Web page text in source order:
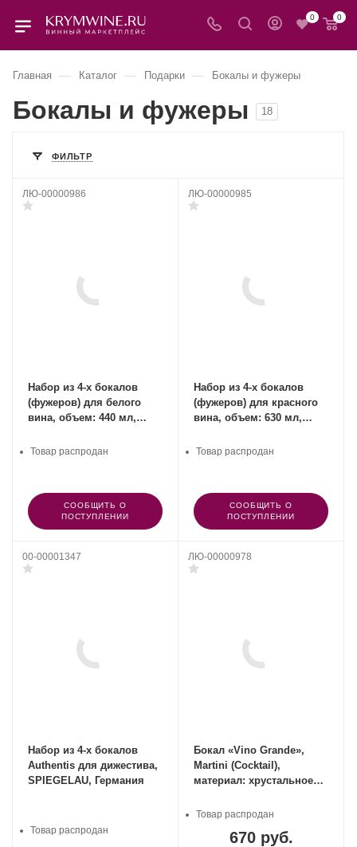
0 0
Главная — Каталог — Подарки — Бокалы и фужеры
Бокалы и фужеры 18
ФИЛЬТР
ЛЮ-00000986
Набор из 4-х бокалов
(фужеров) для белого
вина, объем: 440 мл,
стекло, Style,
Товар распродан
СООБЩИТЬ О
ПОСТУПЛЕНИИ
ЛЮ-00000985
Набор из 4-х бокалов
(фужеров) для красного
вина, объем: 630 мл,
стекло, Style,
Товар распродан
СООБЩИТЬ О
ПОСТУПЛЕНИИ
00-00001347
Набор из 4-х бокалов
Authentis для дижестива,
SPIEGELAU, Германия
Товар распродан
ЛЮ-00000978
Бокал «Vino Grande»,
Martini (Cocktail),
материал: хрустальное
Германия
670 руб.
Товар распродан